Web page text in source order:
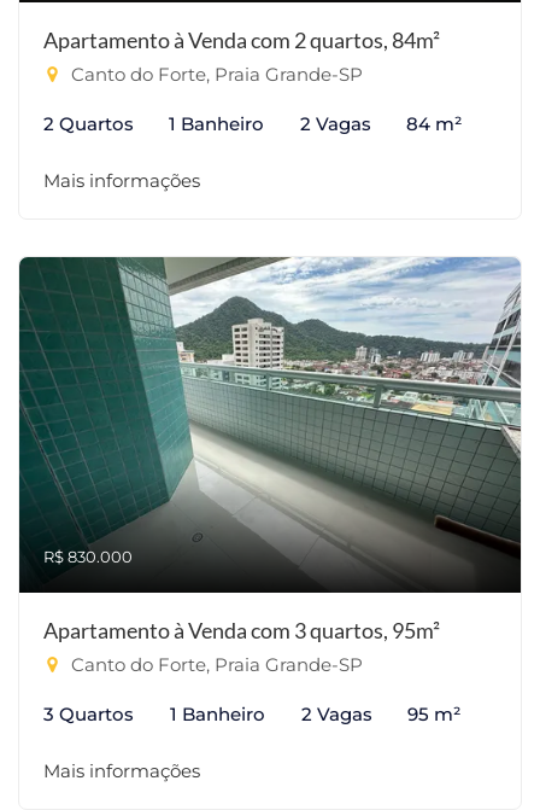
Apartamento à Venda com 2 quartos, 84m²
Canto do Forte, Praia Grande-SP
2 Quartos 1 Banheiro 2 Vagas 84 m²
Mais informações
R$ 830.000
Apartamento à Venda com 3 quartos, 95m²
Canto do Forte, Praia Grande-SP
3 Quartos 1 Banheiro 2 Vagas 95 m²
Mais informações